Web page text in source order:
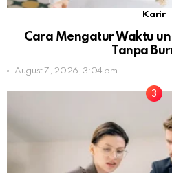
Karir
Cara Mengatur Waktu
Tanpa
August 7, 2026, 3:04 pm